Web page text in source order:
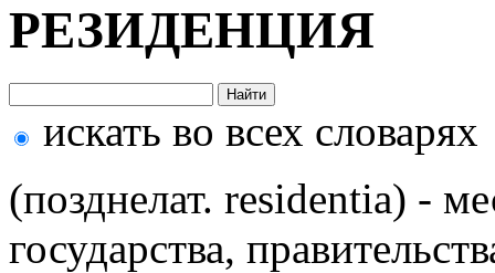
РЕЗИДЕНЦИЯ
искать во всех словарях
(позднелат. residentia) -
государства,